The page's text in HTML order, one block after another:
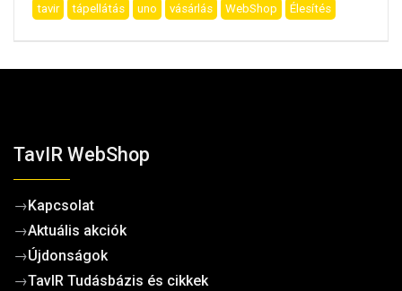
tavir
tápellátás uno vásárlás WebShop Élesítés
TavIR WebShop
→Kapcsolat
→Aktuális akciók
→Újdonságok
→TavIR Tudásbázis és cikkek